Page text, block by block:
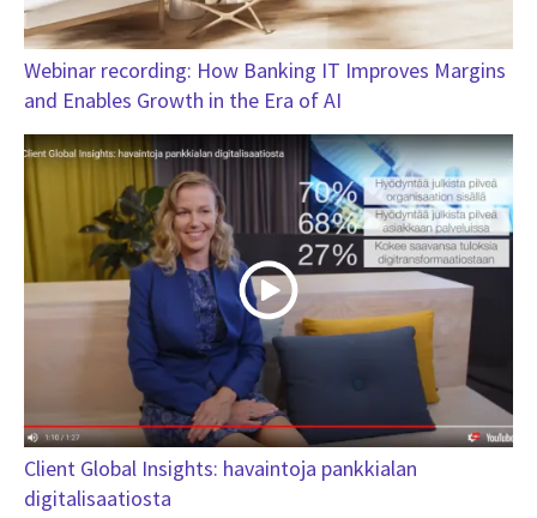
Webinar recording: How Banking IT Improves Margins
and Enables Growth in the Era of AI
Client Global Insights: havaintoja pankkialan
digitalisaatiosta